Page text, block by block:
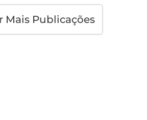
Mais Publicações